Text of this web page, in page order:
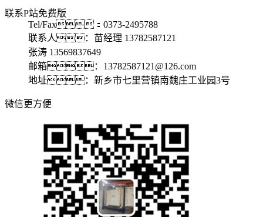
联系P站免费版
Tel/Fax：0373-2495788
联系人：苗经理 13782587121
张涛 13569837649
邮箱：13782587121@126.com
地址：新乡市七里营镇南魏庄工业园3号
微信更方便